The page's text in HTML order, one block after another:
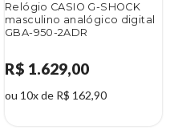
Relógio CASIO G-SHOCK
masculino analógico digital
GBA-950-2ADR
R$ 1.629,00
ou 10x de R$ 162,90